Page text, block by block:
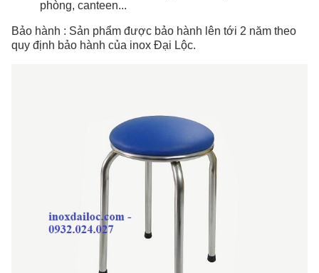
phòng, canteen...
Bảo hành : Sản phẩm được bảo hành lên tới 2 năm theo
quy định bảo hành của inox Đại Lộc.